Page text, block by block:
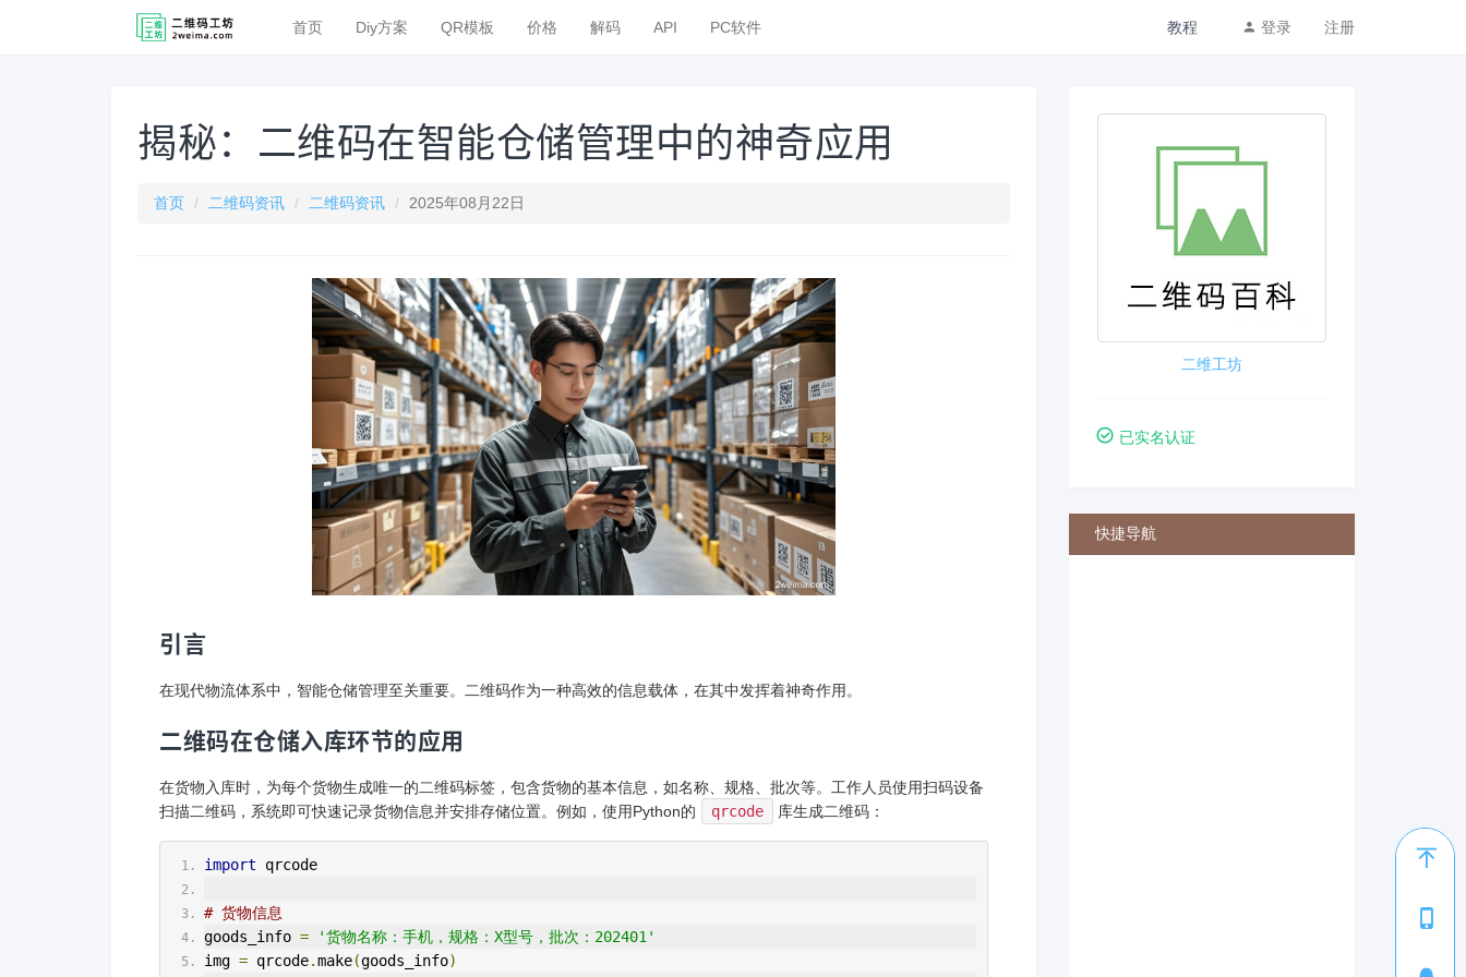
首页 Diy方案 QR模板 价格 解码 API PC软件 教程 登录 注册
揭秘：二维码在智能仓储管理中的神奇应用
首页 二维码资讯 二维码资讯 2025年08月22日
引言
在现代物流体系中，智能仓储管理至关重要。二维码作为一种高效的信息载体，在其中发挥着神奇作用。
二维码在仓储入库环节的应用
在货物入库时，为每个货物生成唯一的二维码标签，包含货物的基本信息，如名称、规格、批次等。工作人员使用扫码设备
扫描二维码，系统即可快速记录货物信息并安排存储位置。例如，使用Python的
qrcode 库生成二维码：
import qrcode
# 货物信息
goods_info =
'货物名称：手机，规格：X型号，批次：202401'
img = qrcode.make(goods_info)
二维工坊
已实名认证
快捷导航